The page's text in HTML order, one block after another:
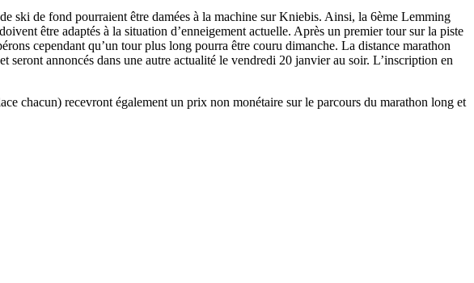
ski de fond pourraient être damées à la machine sur Kniebis. Ainsi, la 6ème Lemming
être adaptés à la situation d’enneigement actuelle. Après un premier tour sur la piste
cependant qu’un tour plus long pourra être couru dimanche. La distance marathon
annoncés dans une autre actualité le vendredi 20 janvier au soir. L’inscription en
chacun) recevront également un prix non monétaire sur le parcours du marathon long et